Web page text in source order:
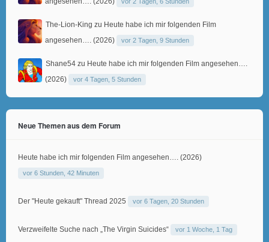
The-Lion-King zu Heute habe ich mir folgenden Film
angesehen…. (2026)
vor 2 Tagen, 9 Stunden
Shane54 zu Heute habe ich mir folgenden Film angesehen….
(2026)
vor 4 Tagen, 5 Stunden
Neue Themen aus dem Forum
Heute habe ich mir folgenden Film angesehen…. (2026)
vor 6 Stunden, 42 Minuten
Der "Heute gekauft" Thread 2025 vor 6 Tagen, 20 Stunden
Verzweifelte Suche nach „The Virgin Suicides“ vor 1 Woche, 1 Tag